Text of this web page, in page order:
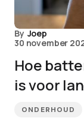
By Joep
30 november
Hoe
is voor
ONDERHOUD